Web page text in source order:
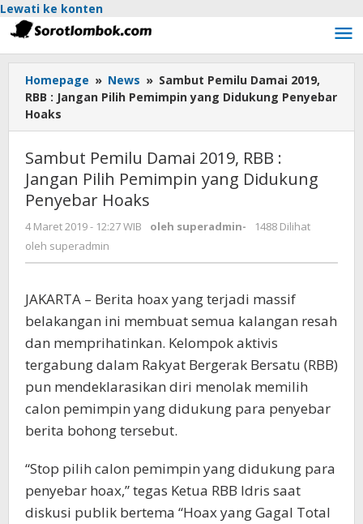
Lewati ke konten
Homepage » News » Sambut Pemilu Damai 2019,
RBB : Jangan Pilih Pemimpin yang Didukung Penyebar
Hoaks
Sambut Pemilu Damai 2019, RBB :
Jangan Pilih Pemimpin yang Didukung
Penyebar Hoaks
4 Maret 2019 - 12:27 WIB oleh superadmin-
1488 Dilihat
oleh superadmin
JAKARTA – Berita hoax yang terjadi massif
belakangan ini membuat semua kalangan resah
dan memprihatinkan. Kelompok aktivis
tergabung dalam Rakyat Bergerak Bersatu (RBB)
pun mendeklarasikan diri menolak memilih
calon pemimpin yang didukung para penyebar
berita bohong tersebut.
“Stop pilih calon pemimpin yang didukung para
penyebar hoax,” tegas Ketua RBB Idris saat
diskusi publik bertema “Hoax yang Gagal Total